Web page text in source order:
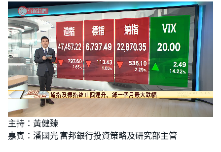
n
m
u
t
e
o
e
d
主持：黃健臻
嘉賓：潘國光 富邦銀行投資策略及研究部主管